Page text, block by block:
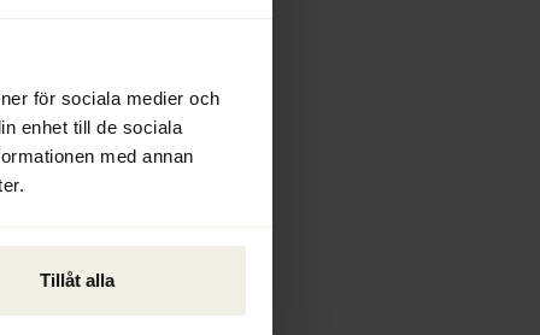
för sociala medier och
enhet till de sociala
med annan
Tillåt alla